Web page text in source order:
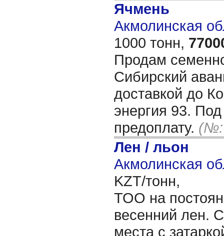
Ячмень
Акмолинская
1000 тонн,
Продам
Сибирский
доставкой до
энергия 93.
предоплату. (№:
Лен / льон
Акмолинская
KZT/тонн,
ТОО на
весенний лен.
места с